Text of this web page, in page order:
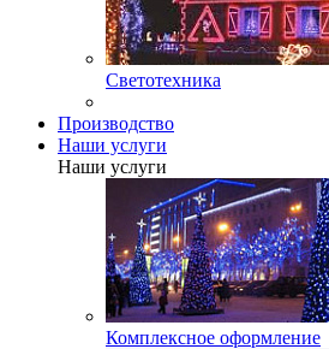
Светотехника
Производство
Наши услуги
Наши услуги
Комплексное оформление